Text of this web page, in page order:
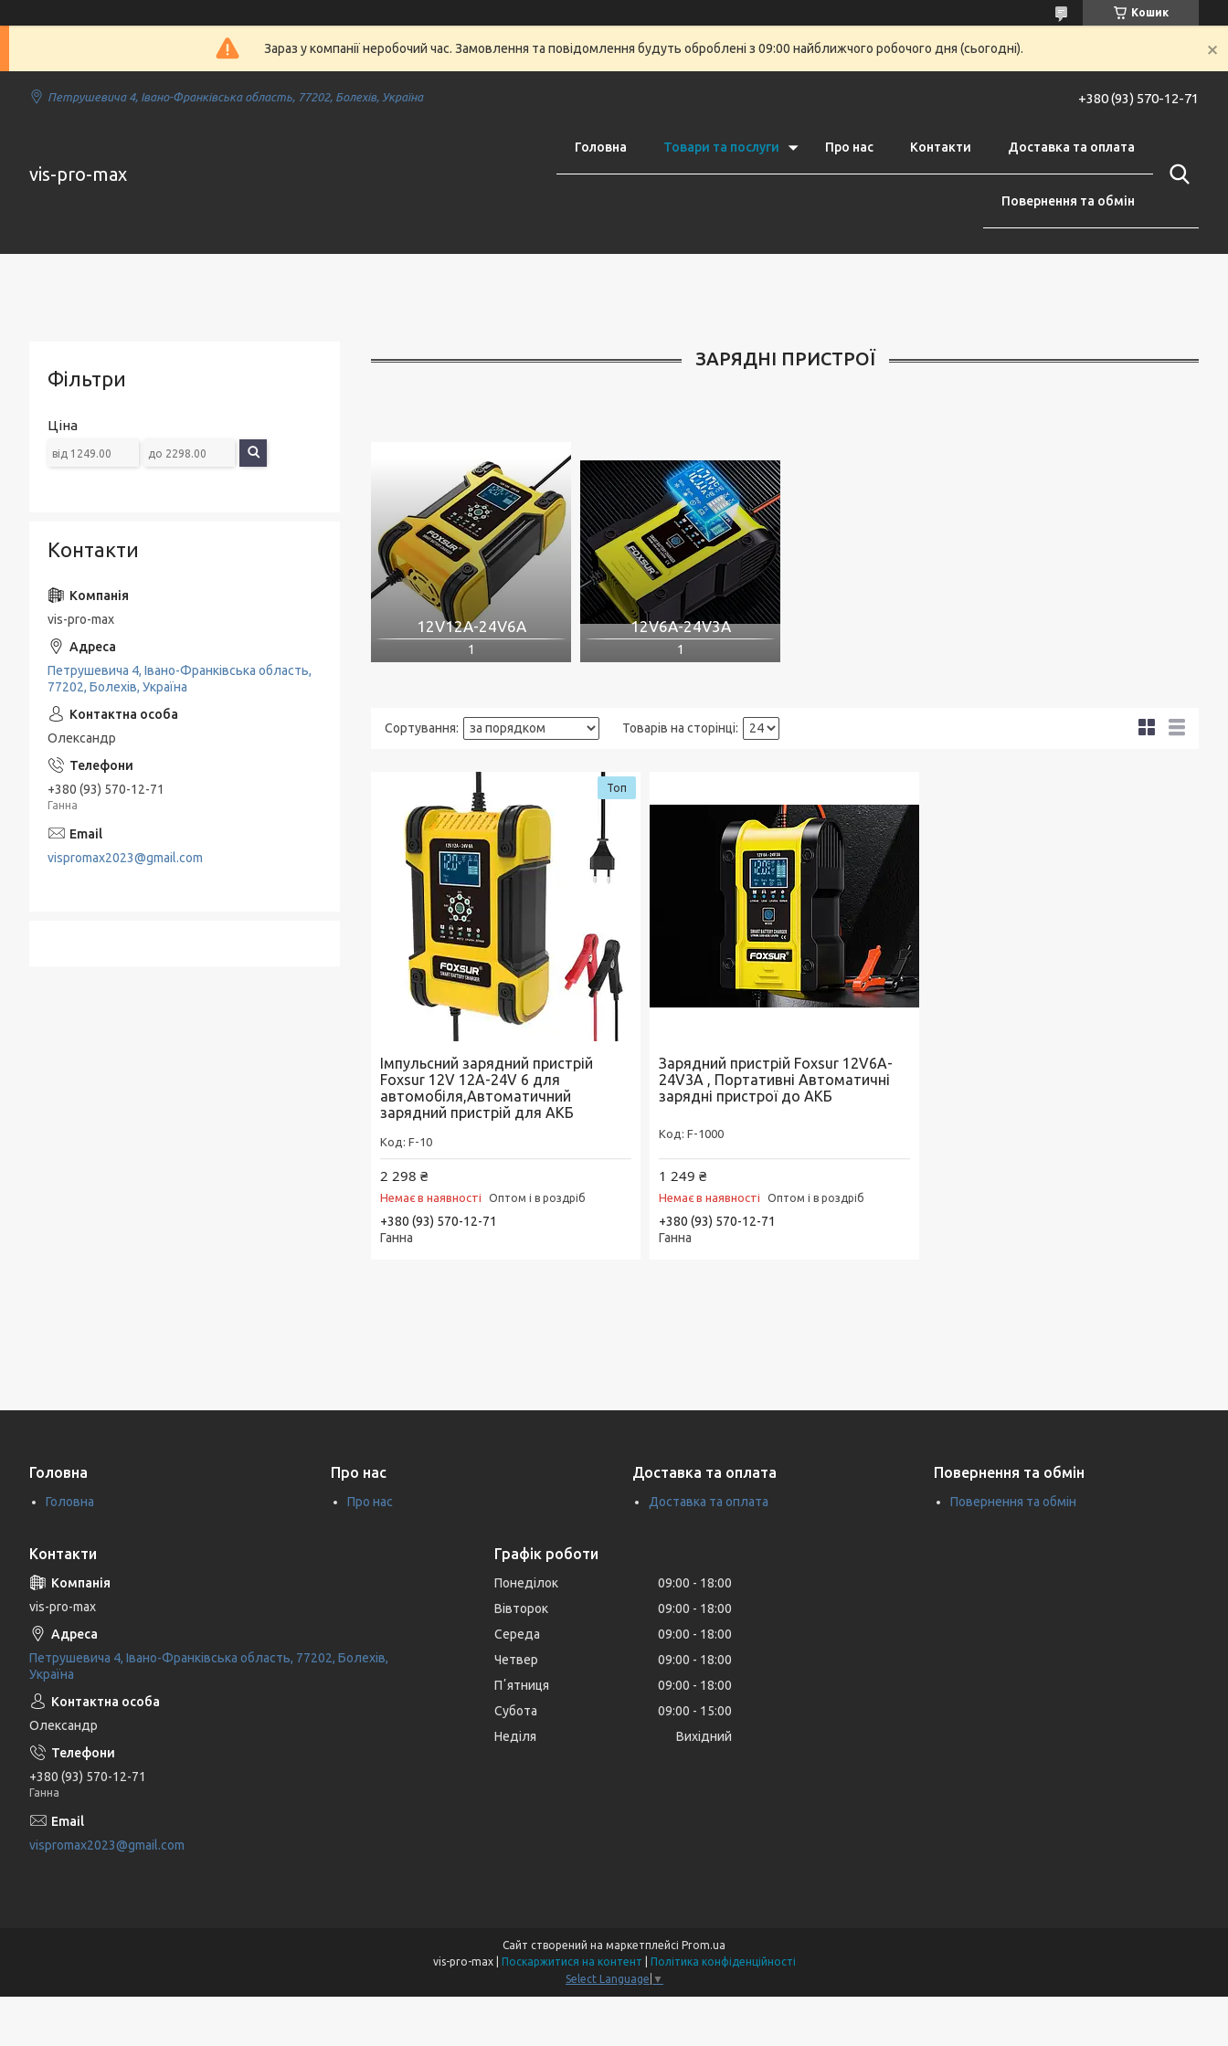
Кошик
Зараз у компанії неробочий час. Замовлення та повідомлення будуть оброблені з 09:00 найближчого робочого дня (сьогодні).
Петрушевича 4, Івано-Франківська область, 77202, Болехів, Україна +380 (93) 570-12-71
vis-pro-max
Головна Товари та послуги Про нас Контакти Доставка та оплата
Повернення та обмін
ЗАРЯДНІ ПРИСТРОЇ
12V12A-24V6A
1
12V6A-24V3A
1
Топ
Імпульсний зарядний пристрій
Foxsur 12V 12А-24V 6 для
автомобіля,Автоматичний
зарядний пристрій для АКБ
F-10
2 298 ₴
Немає в наявності Оптом і в роздріб
+380 (93) 570-12-71
Ганна
Зарядний пристрій Foxsur 12V6A-
24V3A , Портативні Автоматичні
зарядні пристрої до АКБ
F-1000
1 249 ₴
Немає в наявності Оптом і в роздріб
+380 (93) 570-12-71
Ганна
Фільтри
Ціна
Контакти
vis-pro-max
Петрушевича 4, Івано-Франківська область,
77202, Болехів, Україна
Олександр
+380 (93) 570-12-71
Ганна
vispromax2023@gmail.com
Головна
Головна
Про нас
Про нас
Доставка та оплата
Доставка та оплата
Повернення та обмін
Повернення та обмін
Контакти
vis-pro-max
Петрушевича 4, Івано-Франківська область, 77202, Болехів,
Україна
Олександр
+380 (93) 570-12-71
Ганна
vispromax2023@gmail.com
Графік роботи
Понеділок 09:00
18:00
Вівторок
09:00
18:00
Середа
09:00
18:00
Четвер
09:00
18:00
Пʼятниця
09:00
18:00
Субота
09:00
15:00
Неділя
Вихідний
Сайт створений на маркетплейсі Prom.ua
Поскаржитися на контент
Політика конфіденційності
Select Language ▼